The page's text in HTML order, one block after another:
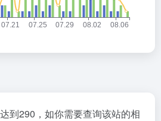
到290，如你需要查询该站的相